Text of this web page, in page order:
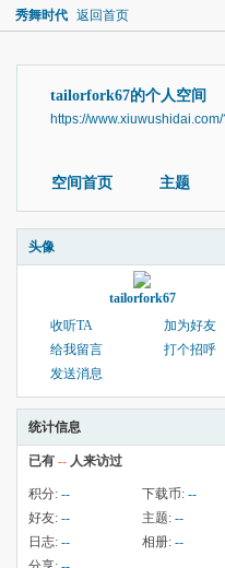
秀舞时代 返回首页
tailorfork67的个人空间
https://
空间首页 主题
头像
tailorfork67
收听TA
加为好友
给我留言
打个招呼
发送消息
统计信息
已有 -- 人来访过
积分: -- 下载币: --
好友: -- 主题: --
日志: -- 相册: --